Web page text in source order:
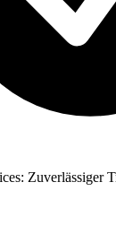
Zuverlässiger